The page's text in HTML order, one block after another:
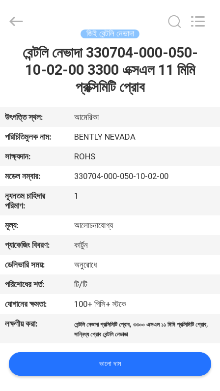
আমাদের
সম্পর্কে
কারখানা
ভ্রমণ
নিয়ন্ত্রণ
আমাদের
সাথে
যোগাযোগ
করুন
উদ্ধৃতির
জিই বেন্টলি নেভাদা
বেন্টলি নেভাদা 330704-000-050-
10-02-00 3300 এক্সএল 11 মিমি
প্রক্সিমিটি প্রোব
উৎপত্তি স্থল:
আমেরিকা
পরিচিতিমুলক নাম:
BENTLY NEVADA
সাক্ষ্যদান:
ROHS
মডেল নম্বার:
330704-000-050-10-02-00
ন্যূনতম চাহিদার
পরিমাণ:
1
মূল্য:
আলোচনাযোগ্য
প্যাকেজিং বিবরণ:
কার্টুন
ডেলিভারি সময়:
অনুরোধে
পরিশোধের শর্ত:
টি/টি
যোগানের ক্ষমতা:
100+ পিসি+ স্টকে
লক্ষণীয় করা:
বেন্টলি নেভাদা প্রক্সিমিটি প্রোব,৩৩০০ এক্সএল ১১ মিমি প্রক্সিমিটি প্রোব,
সান্নিধ্য প্রোব বেন্টলি নেভাডা
ভালো দাম